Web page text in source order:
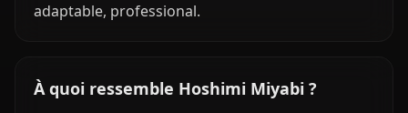
adaptable, professional.
À quoi ressemble Hoshimi Miyabi ?